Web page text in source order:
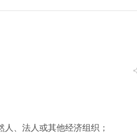
、法人或其他经济组织；